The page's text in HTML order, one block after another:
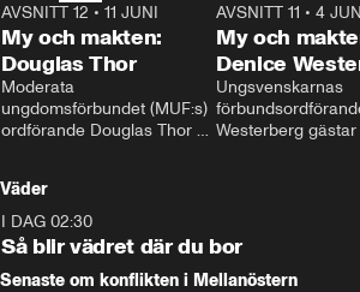
26:27
AVSNITT 12 • 11 JUNI
My och makten:
Douglas Thor
Moderata
ungdomsförbundet (MUF:s)
ordförande Douglas Thor
tonårsutvisningarna och hur
Moderaterna ska locka
väljare till valet i höst.
AVSNITT 11 •4
My och
Denice
Ungsvenskarnas
Westerberg
Väder
I DAG 02:30
Så blir vädret där du bor
Senaste om konflikten i Mellanöstern